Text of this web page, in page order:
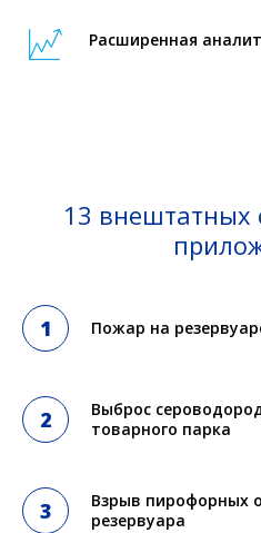
Расширенная
13 внештатных
Пожар на
Выброс
товарного парка
Взрыв пирофорных
резервуара